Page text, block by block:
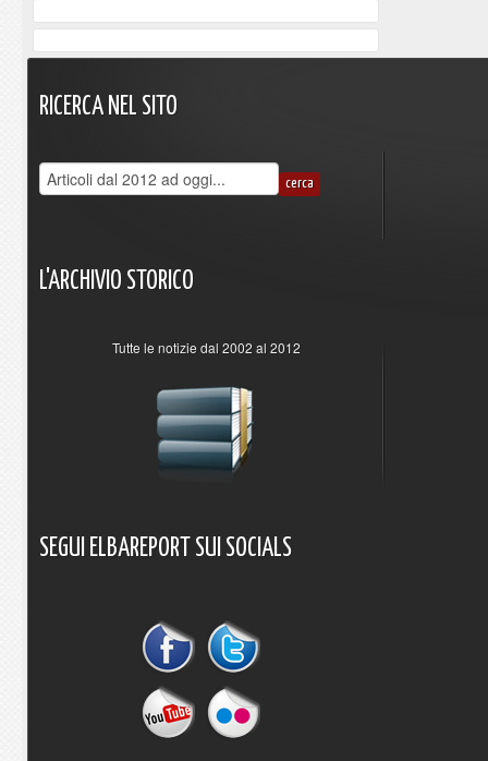
RICERCA NEL SITO
L'ARCHIVIO STORICO
Tutte le notizie dal 2002 al 2012
SEGUI ELBAREPORT SUI SOCIALS